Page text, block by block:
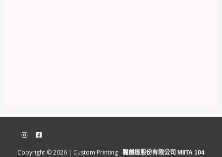
Copyright © 2026 | Custom Printing 醫創達股份有限公司 MIITA 104